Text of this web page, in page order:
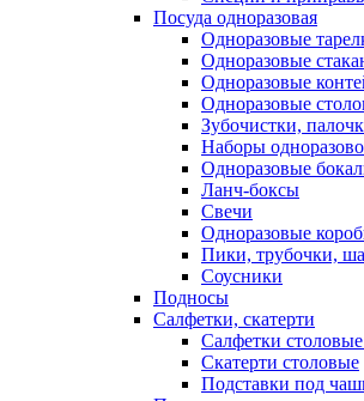
Посуда одноразовая
Одноразовые
Одноразовые
Одноразовые
Одноразовые
Зубочистки,
Наборы
Одноразовые
Ланч-боксы
Свечи
Одноразовые
Пики, трубочки,
Соусники
Подносы
Салфетки, скатерти
Салфетки
Скатерти столовые
Подставки под